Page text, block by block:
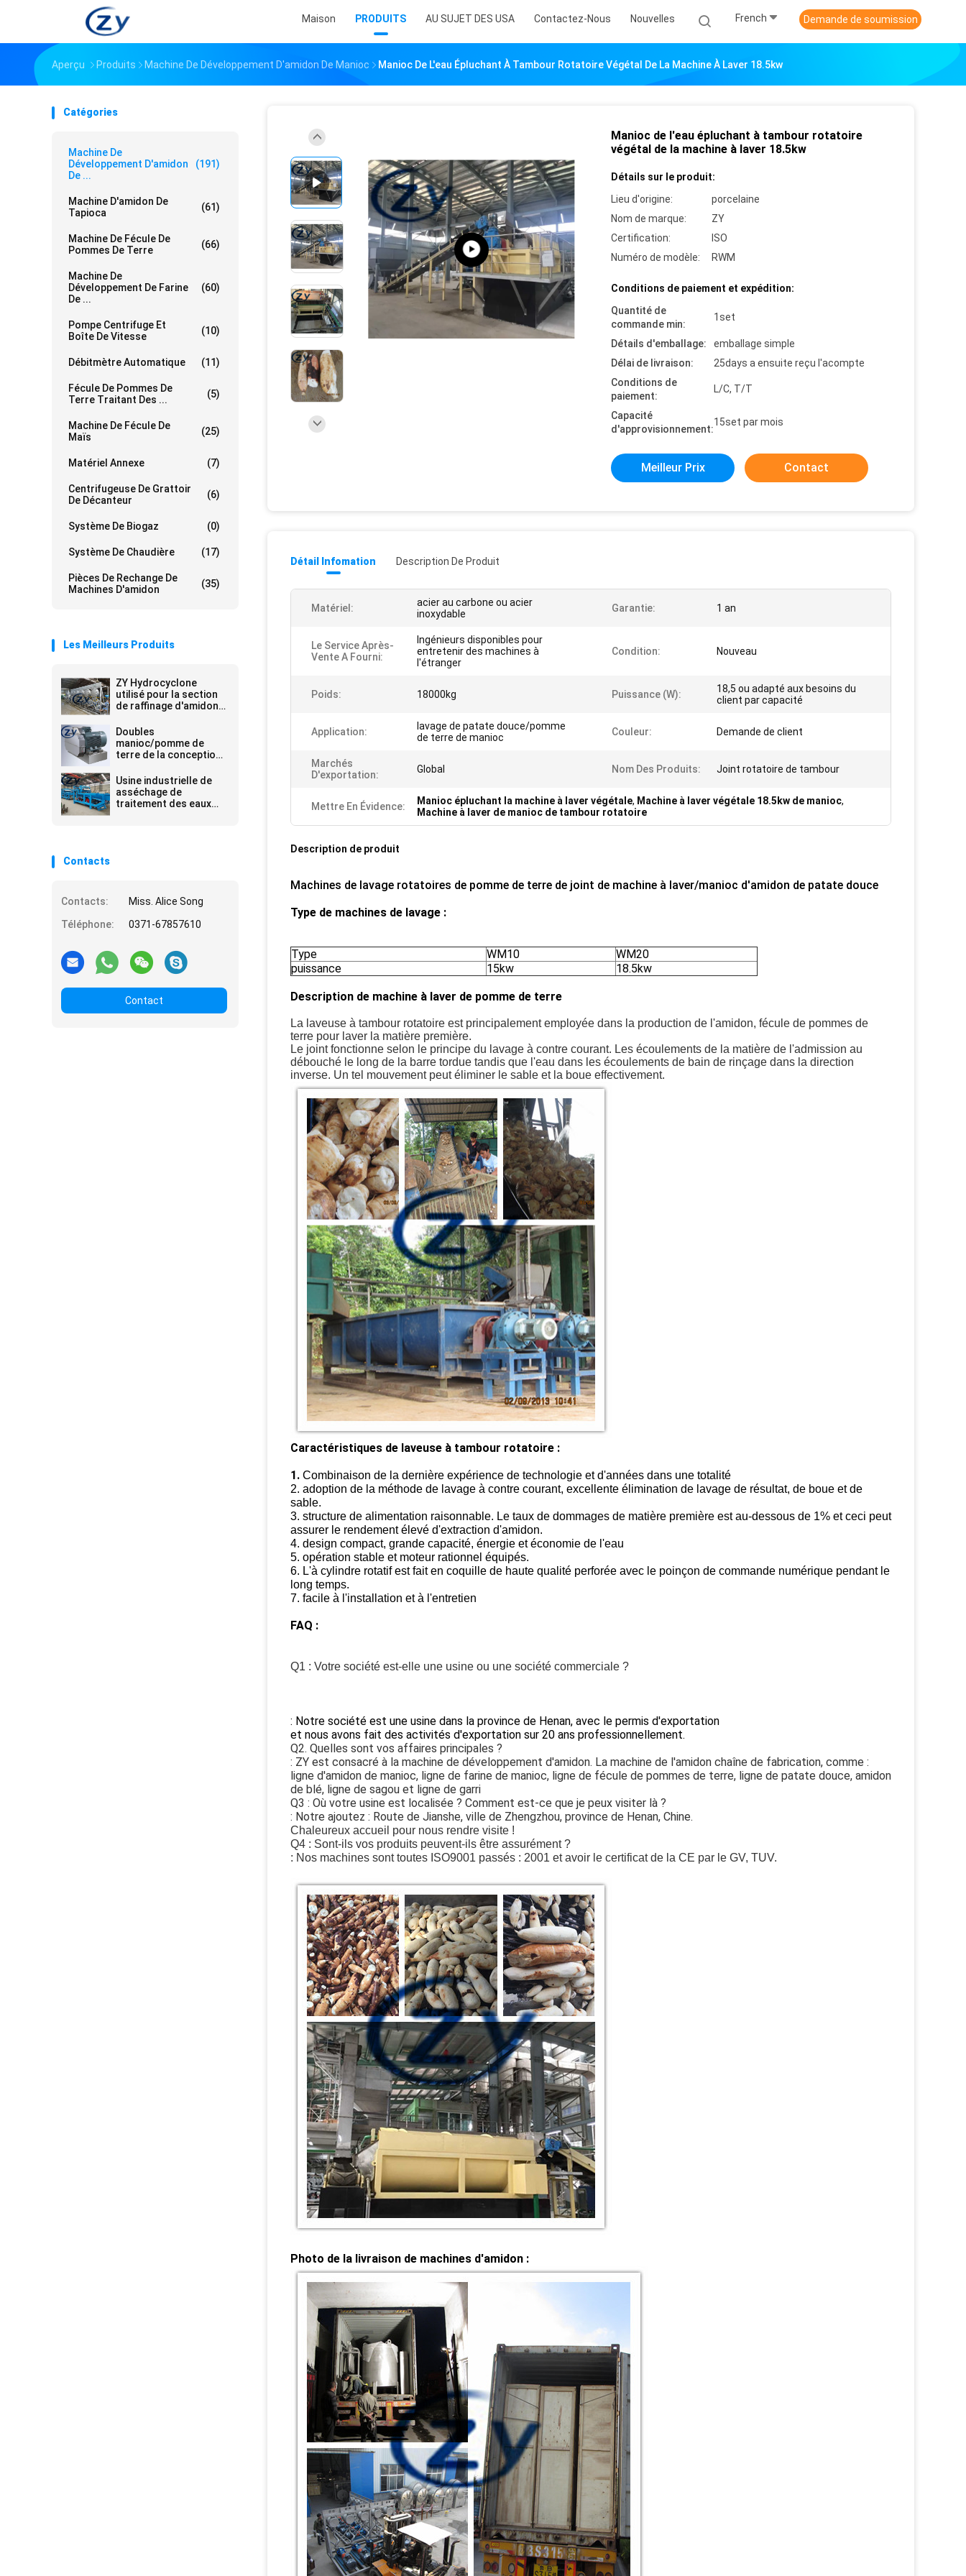
Maison PRODUITS AU SUJET DES USA Contactez-Nous Nouvelles French Demande de soumission
Aperçu Produits Machine De Développement D'amidon De Manioc Manioc De L'eau Épluchant À Tambour Rotatoire Végétal De La Machine À Laver 18.5kw
Catégories
Machine De
Développement D'amidon
De ...
(191)
Machine D'amidon De
Tapioca
(61)
Machine De Fécule De
Pommes De Terre
(66)
Machine De
Développement De Farine
De ...
(60)
Pompe Centrifuge Et
Boîte De Vitesse
(10)
Débitmètre Automatique (11)
Fécule De Pommes De
Terre Traitant Des ...
(5)
Machine De Fécule De
Maïs
(25)
Matériel Annexe (7)
Centrifugeuse De Grattoir
De Décanteur
(6)
Système De Biogaz (0)
Système De Chaudière (17)
Pièces De Rechange De
Machines D'amidon
(35)
Les Meilleurs Produits
ZY Hydrocyclone
utilisé pour la section
de raffinage d'amidon
manioc
Doubles
manioc/pomme de
terre de la conception
écrasant la machine
Usine industrielle de
asséchage de
traitement des eaux
Contacts
Contacts:
Miss. Alice Song
Téléphone:
0371-67857610
Contact
Manioc de l'eau épluchant à tambour rotatoire
végétal de la machine à laver 18.5kw
Détails sur le produit:
Lieu d'origine:
porcelaine
Nom de marque:
ZY
Certification:
ISO
Numéro de modèle:
RWM
Conditions de paiement et expédition:
Quantité de
commande min:
1set
Détails d'emballage:
emballage simple
Délai de livraison:
25days a ensuite reçu l'acompte
Conditions de
paiement:
L/C, T/T
Capacité
d'approvisionnement:
15set par mois
Meilleur Prix Contact
Détail Infomation Description De Produit
Matériel:
acier au carbone ou acier
inoxydable
Garantie: 1 an
Le Service Après-
Vente A Fourni:
Ingénieurs disponibles pour
entretenir des machines à
l'étranger
Condition: Nouveau
Poids: 18000kg Puissance (W):
18,5 ou adapté aux besoins du
client par capacité
Application:
lavage de patate douce/pomme
de terre de manioc
Couleur: Demande de client
Marchés
D'exportation:
Global Nom Des Produits: Joint rotatoire de tambour
Mettre En Évidence: Manioc épluchant la machine à laver végétale, Machine à laver végétale 18.5kw de manioc,
Machine à laver de manioc de tambour rotatoire
Description de produit
Machines de lavage rotatoires de pomme de terre de joint de machine à laver/manioc d'amidon de patate douce
Type de machines de lavage :
Type WM10
WM20
puissance
15kw 18.5kw
Description de machine à laver de pomme de terre
La laveuse à tambour rotatoire est principalement employée dans la production de l'amidon, fécule de pommes de
terre pour laver la matière première.
Le joint fonctionne selon le principe du lavage à contre courant. Les écoulements de la matière de l'admission au
débouché le long de la barre tordue tandis que l'eau dans les écoulements de bain de rinçage dans la direction
inverse. Un tel mouvement peut éliminer le sable et la boue effectivement.
Caractéristiques de laveuse à tambour rotatoire :
1. Combinaison de la dernière expérience de technologie et d'années dans une totalité
2. adoption de la méthode de lavage à contre courant, excellente élimination de lavage de résultat, de boue et de
sable.
3. structure de alimentation raisonnable. Le taux de dommages de matière première est au-dessous de 1% et ceci peut
assurer le rendement élevé d'extraction d'amidon.
4. design compact, grande capacité, énergie et économie de l'eau
5. opération stable et moteur rationnel équipés.
6. L'à cylindre rotatif est fait en coquille de haute qualité perforée avec le poinçon de commande numérique pendant le
long temps.
7. facile à l'installation et à l'entretien
FAQ :
Q1 : Votre société est-elle une usine ou une société commerciale ?
: Notre société est une usine dans la province de Henan, avec le permis d'exportation
et nous avons fait des activités d'exportation sur 20 ans professionnellement.
Q2. Quelles sont vos affaires principales ?
: ZY est consacré à la machine de développement d'amidon. La machine de l'amidon chaîne de fabrication, comme :
ligne d'amidon de manioc, ligne de farine de manioc, ligne de fécule de pommes de terre, ligne de patate douce, amidon
de blé, ligne de sagou et ligne de garri
Q3 : Où votre usine est localisée ? Comment est-ce que je peux visiter là ?
: Notre ajoutez : Route de Jianshe, ville de Zhengzhou, province de Henan, Chine.
Chaleureux accueil pour nous rendre visite !
Q4 : Sont-ils vos produits peuvent-ils être assurément ?
: Nos machines sont toutes ISO9001 passés : 2001 et avoir le certificat de la CE par le GV, TUV.
Photo de la livraison de machines d'amidon :